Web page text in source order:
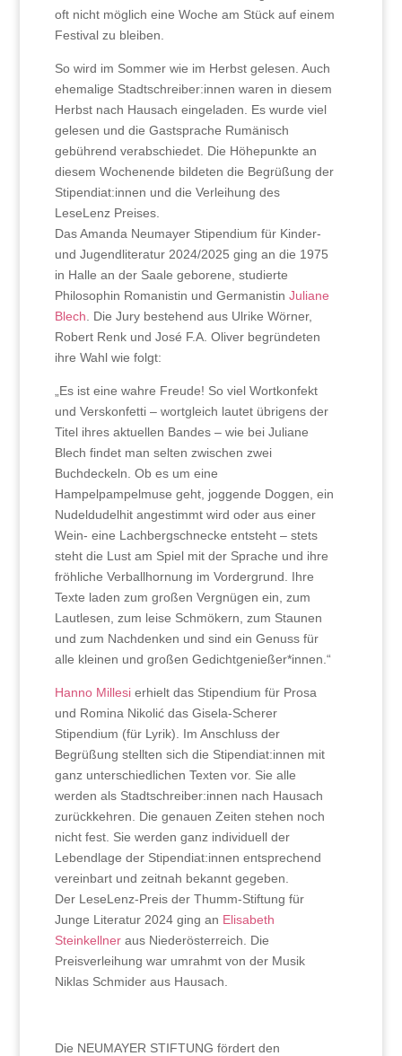
oft nicht möglich eine Woche am Stück auf einem
Festival zu bleiben.
So wird im Sommer wie im Herbst gelesen. Auch
ehemalige Stadtschreiber:innen waren in diesem
Herbst nach Hausach eingeladen. Es wurde viel
gelesen und die Gastsprache Rumänisch
gebührend verabschiedet. Die Höhepunkte an
diesem Wochenende bildeten die Begrüßung der
Stipendiat:innen und die Verleihung des
LeseLenz Preises.
Das Amanda Neumayer Stipendium für Kinder-
und Jugendliteratur 2024/2025 ging an die 1975
in Halle an der Saale geborene, studierte
Philosophin Romanistin und Germanistin Juliane
Blech . Die Jury bestehend aus Ulrike Wörner,
Robert Renk und José F.A. Oliver begründeten
ihre Wahl wie folgt:
„Es ist eine wahre Freude! So viel Wortkonfekt
und Verskonfetti – wortgleich lautet übrigens der
Titel ihres aktuellen Bandes – wie bei Juliane
Blech findet man selten zwischen zwei
Buchdeckeln. Ob es um eine
Hampelpampelmuse geht, joggende Doggen, ein
Nudeldudelhit angestimmt wird oder aus einer
Wein- eine Lachbergschnecke entsteht – stets
steht die Lust am Spiel mit der Sprache und ihre
fröhliche Verballhornung im Vordergrund. Ihre
Texte laden zum großen Vergnügen ein, zum
Lautlesen, zum leise Schmökern, zum Staunen
und zum Nachdenken und sind ein Genuss für
alle kleinen und großen Gedichtgenießer*innen.“
Hanno Millesierhielt das Stipendium für Prosa
und Romina Nikolić das Gisela-Scherer
Stipendium (für Lyrik). Im Anschluss der
Begrüßung stellten sich die Stipendiat:innen mit
ganz unterschiedlichen Texten vor. Sie alle
werden als Stadtschreiber:innen nach Hausach
zurückkehren. Die genauen Zeiten stehen noch
nicht fest. Sie werden ganz individuell der
Lebendlage der Stipendiat:innen entsprechend
vereinbart und zeitnah bekannt gegeben.
Der LeseLenz-Preis der Thumm-Stiftung für
Junge Literatur 2024 ging an Elisabeth
Steinkellneraus Niederösterreich. Die
Preisverleihung war umrahmt von der Musik
Niklas Schmider aus Hausach.
Die NEUMAYER STIFTUNG fördert den